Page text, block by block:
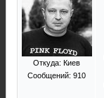
Откуда: Киев
Сообщений: 910